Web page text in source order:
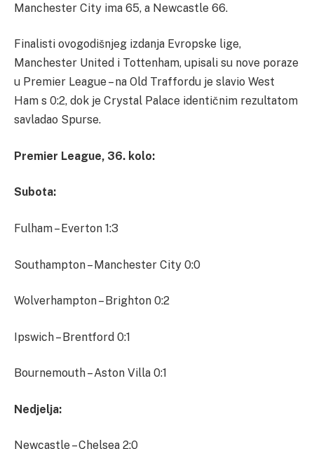
Manchester City ima 65, a Newcastle 66.
Finalisti ovogodišnjeg izdanja Evropske lige,
Manchester United i Tottenham, upisali su nove poraze
u Premier League – na Old Traffordu je slavio West
Ham s 0:2, dok je Crystal Palace identičnim rezultatom
savladao Spurse.
Premier League, 36. kolo:
Subota:
Fulham – Everton 1:3
Southampton – Manchester City 0:0
Wolverhampton – Brighton 0:2
Ipswich – Brentford 0:1
Bournemouth – Aston Villa 0:1
Nedjelja:
Newcastle – Chelsea 2:0